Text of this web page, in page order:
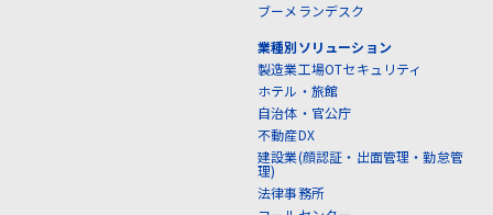
ブーメランデスク
業種別ソリューション
製造業工場OTセキュリティ
ホテル・旅館
自治体・官公庁
不動産DX
建設業(顔認証・出面管理・勤怠管
理)
法律事務所